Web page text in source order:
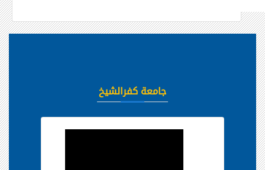
جامعة كفرالشيخ